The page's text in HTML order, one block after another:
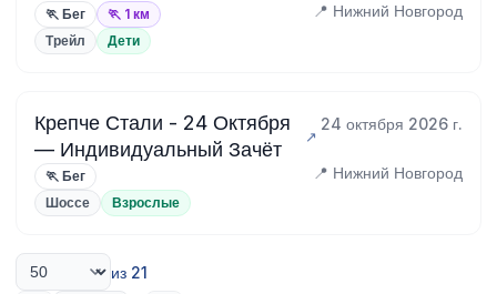
🏃 Бег 🏃 1 км 📍 Нижний Новгород
Трейл Дети
Крепче Стали - 24 Октября
— Индивидуальный Зачёт
24 октября 2026 г.
🏃 Бег 📍 Нижний Новгород
Шоссе Взрослые
из 21